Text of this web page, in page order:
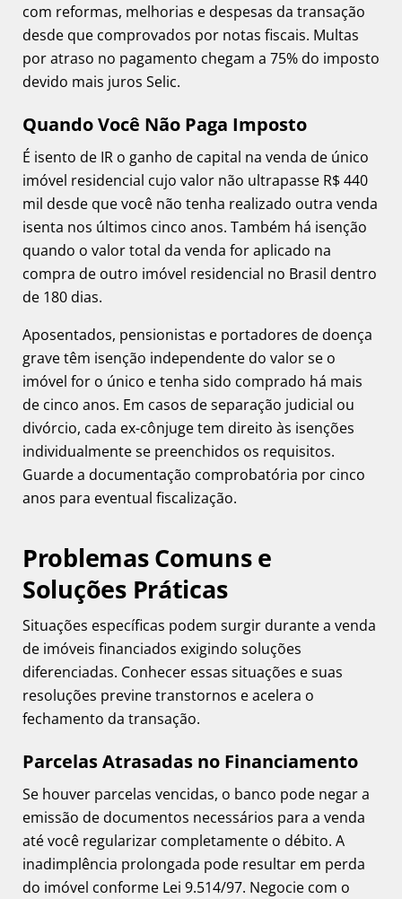
com reformas, melhorias e despesas da transação
desde que comprovados por notas fiscais. Multas
por atraso no pagamento chegam a 75% do imposto
devido mais juros Selic.
Quando Você Não Paga Imposto
É isento de IR o ganho de capital na venda de único
imóvel residencial cujo valor não ultrapasse R$ 440
mil desde que você não tenha realizado outra venda
isenta nos últimos cinco anos. Também há isenção
quando o valor total da venda for aplicado na
compra de outro imóvel residencial no Brasil dentro
de 180 dias.
Aposentados, pensionistas e portadores de doença
grave têm isenção independente do valor se o
imóvel for o único e tenha sido comprado há mais
de cinco anos. Em casos de separação judicial ou
divórcio, cada ex-cônjuge tem direito às isenções
individualmente se preenchidos os requisitos.
Guarde a documentação comprobatória por cinco
anos para eventual fiscalização.
Problemas Comuns e
Soluções Práticas
Situações específicas podem surgir durante a venda
de imóveis financiados exigindo soluções
diferenciadas. Conhecer essas situações e suas
resoluções previne transtornos e acelera o
fechamento da transação.
Parcelas Atrasadas no Financiamento
Se houver parcelas vencidas, o banco pode negar a
emissão de documentos necessários para a venda
até você regularizar completamente o débito. A
inadimplência prolongada pode resultar em perda
do imóvel conforme Lei 9.514/97. Negocie com o